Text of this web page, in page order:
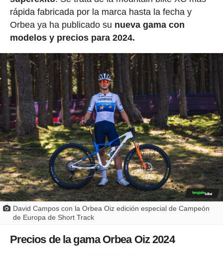
rápida fabricada por la marca hasta la fecha y
Orbea ya ha publicado su nueva gama con
modelos y precios para 2024.
David Campos con la Orbea Oiz edición especial de Campeón
de Europa de Short Track
Precios de la gama Orbea Oiz 2024